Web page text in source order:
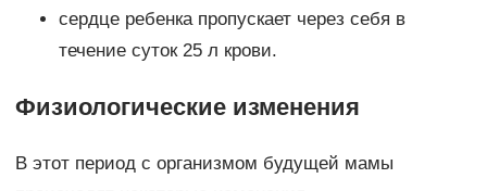
сердце ребенка пропускает через себя в
течение суток 25 л крови.
Физиологические изменения
В этот период с организмом будущей мамы